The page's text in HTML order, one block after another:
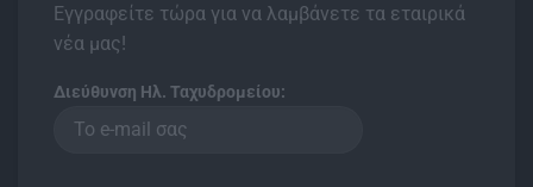
Εγγραφείτε τώρα για να λαμβάνετε τα εταιρικά
νέα μας!
Διεύθυνση Ηλ. Ταχυδρομείου: